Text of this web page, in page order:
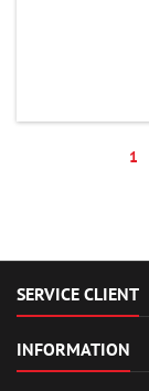
1
SERVICE CLIENT
INFORMATION